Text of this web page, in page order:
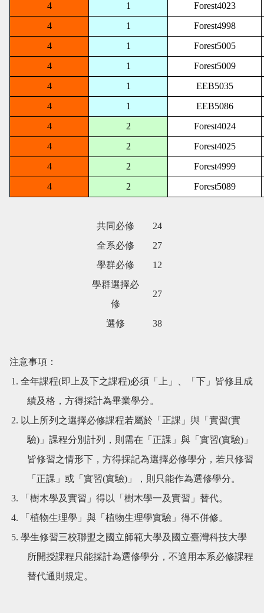
4
1
Forest4023
4
1
Forest4998
4
1
Forest5005
4
1
Forest5009
4
1
EEB5035
4
1
EEB5086
4
2
Forest4024
4
2
Forest4025
4
2
Forest4999
4
2 Forest5089
共同必修
24
全系必修
27
學群必修
12
學群選擇必
修
27
選修 38
注意事項：
1. 全年課程(即上及下之課程)必須「上」、「下」皆修且成
績及格，方得採計為畢業學分。
2. 以上所列之選擇必修課程若屬於「正課」與「實習(實
驗)」課程分別計列，則需在「正課」與「實習(實驗)」
皆修習之情形下，方得採記為選擇必修學分，若只修習
「正課」或「實習(實驗)」，則只能作為選修學分。
3. 「樹木學及實習」得以「樹木學一及實習」替代。
4. 「植物生理學」與「植物生理學實驗」得不併修。
5. 學生修習三校聯盟之國立師範大學及國立臺灣科技大學
所開授課程只能採計為選修學分，不適用本系必修課程
替代通則規定。